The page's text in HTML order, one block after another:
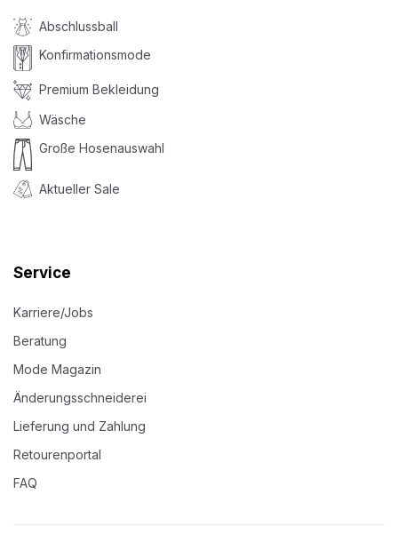
Abschlussball
Konfirmationsmode
Premium Bekleidung
Wäsche
Große Hosenauswahl
Aktueller Sale
Service
Karriere/Jobs
Beratung
Mode Magazin
Änderungsschneiderei
Lieferung und Zahlung
Retourenportal
FAQ